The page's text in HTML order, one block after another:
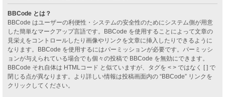
BBCode とは？
BBCode はユーザーの利便性・システムの安全性のためにシステム側が用意
した簡単なマークアップ言語です。BBCode を使用することによって文章の
見栄えをコントロールしたり画像やリンクを文章に挿入したりできるように
なります。BBCode を使用するにはパーミッションが必要です。パーミッシ
ョンが与えられている場合でも個々の投稿で BBCode を無効にできます。
BBCode それ自体は HTMLコード と似ていますが、タグを < > ではなく [ ] で
閉じる点が異なります。より詳しい情報は投稿画面内の “BBCode” リンクを
クリックしてください。